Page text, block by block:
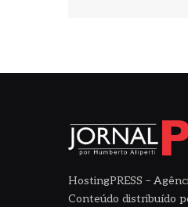
HostingPRESS –
Conteúdo distribuído